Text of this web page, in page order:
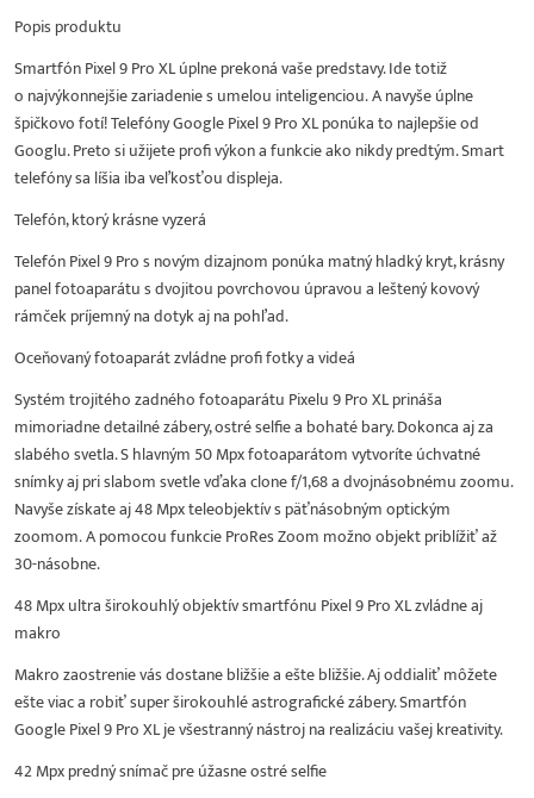
Popis produktu
Smartfón Pixel 9 Pro XL úplne prekoná vaše predstavy. Ide totiž
o najvýkonnejšie zariadenie s umelou inteligenciou. A navyše úplne
špičkovo fotí! Telefóny Google Pixel 9 Pro XL ponúka to najlepšie od
Googlu. Preto si užijete profi výkon a funkcie ako nikdy predtým. Smart
telefóny sa líšia iba veľkosťou displeja.
Telefón, ktorý krásne vyzerá
Telefón Pixel 9 Pro s novým dizajnom ponúka matný hladký kryt, krásny
panel fotoaparátu s dvojitou povrchovou úpravou a leštený kovový
rámček príjemný na dotyk aj na pohľad.
Oceňovaný fotoaparát zvládne profi fotky a videá
Systém trojitého zadného fotoaparátu Pixelu 9 Pro XL prináša
mimoriadne detailné zábery, ostré selfie a bohaté bary. Dokonca aj za
slabého svetla. S hlavným 50 Mpx fotoaparátom vytvoríte úchvatné
snímky aj pri slabom svetle vďaka clone f/1,68 a dvojnásobnému zoomu.
Navyše získate aj 48 Mpx teleobjektív s päťnásobným optickým
zoomom. A pomocou funkcie ProRes Zoom možno objekt priblížiť až
30-násobne.
48 Mpx ultra širokouhlý objektív smartfónu Pixel 9 Pro XL zvládne aj
makro
Makro zaostrenie vás dostane bližšie a ešte bližšie. Aj oddialiť môžete
ešte viac a robiť super širokouhlé astrografické zábery. Smartfón
Google Pixel 9 Pro XL je všestranný nástroj na realizáciu vašej kreativity.
42 Mpx predný snímač pre úžasne ostré selfie